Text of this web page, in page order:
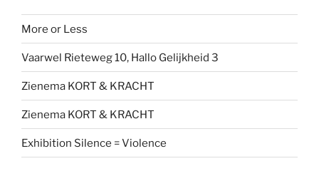
More or Less
Vaarwel Rieteweg 10, Hallo Gelijkheid 3
Zienema KORT & KRACHT
Zienema KORT & KRACHT
Exhibition Silence = Violence